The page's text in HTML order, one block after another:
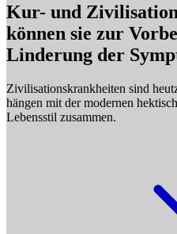
Kur- und
können sie zur
Linderung der
Zivilisationskrankheiten sind
hängen mit der modernen
Lebensstil zusammen.